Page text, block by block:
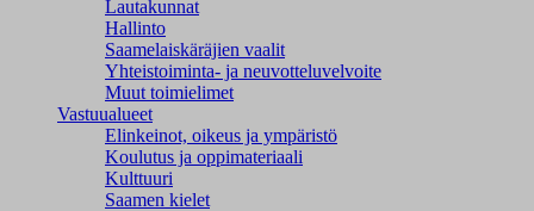
Lautakunnat
Hallinto
Saamelaiskäräjien vaalit
Yhteistoiminta- ja neuvotteluvelvoite
Muut toimielimet
Vastuualueet
Elinkeinot, oikeus ja ympäristö
Koulutus ja oppimateriaali
Kulttuuri
Saamen kielet